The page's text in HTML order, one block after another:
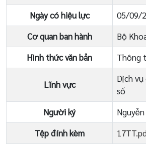
Ngày có hiệu lực
05/09/
Cơ quan ban hành
Bộ
Hình thức văn bản
Thông
Lĩnh vực
Dịch
số
Người ký
Tệp đính kèm